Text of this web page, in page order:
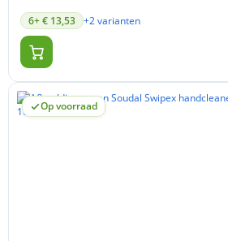
6+ € 13,53 +2 varianten
Op voorraad